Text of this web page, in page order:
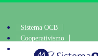
Sistema OCB
Cooperativismo
SomosCoop
escolha consciente,